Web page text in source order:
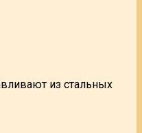
из стальных